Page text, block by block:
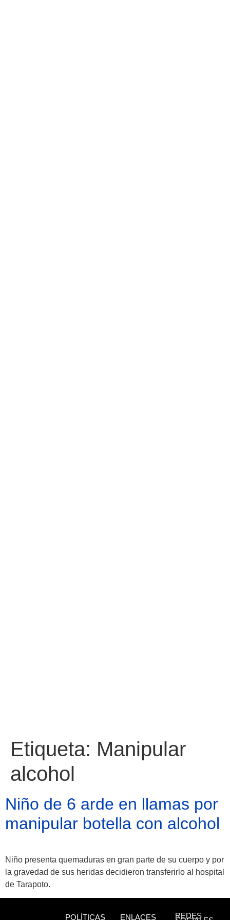
Atractivos
Etiqueta: Manipular
alcohol
Niño de 6 arde en llamas por
manipular botella con alcohol
Niño presenta quemaduras en gran parte de su cuerpo y por
la gravedad de sus heridas decidieron transferirlo al hospital
de Tarapoto.
POLÍTICAS ENLACES REDES